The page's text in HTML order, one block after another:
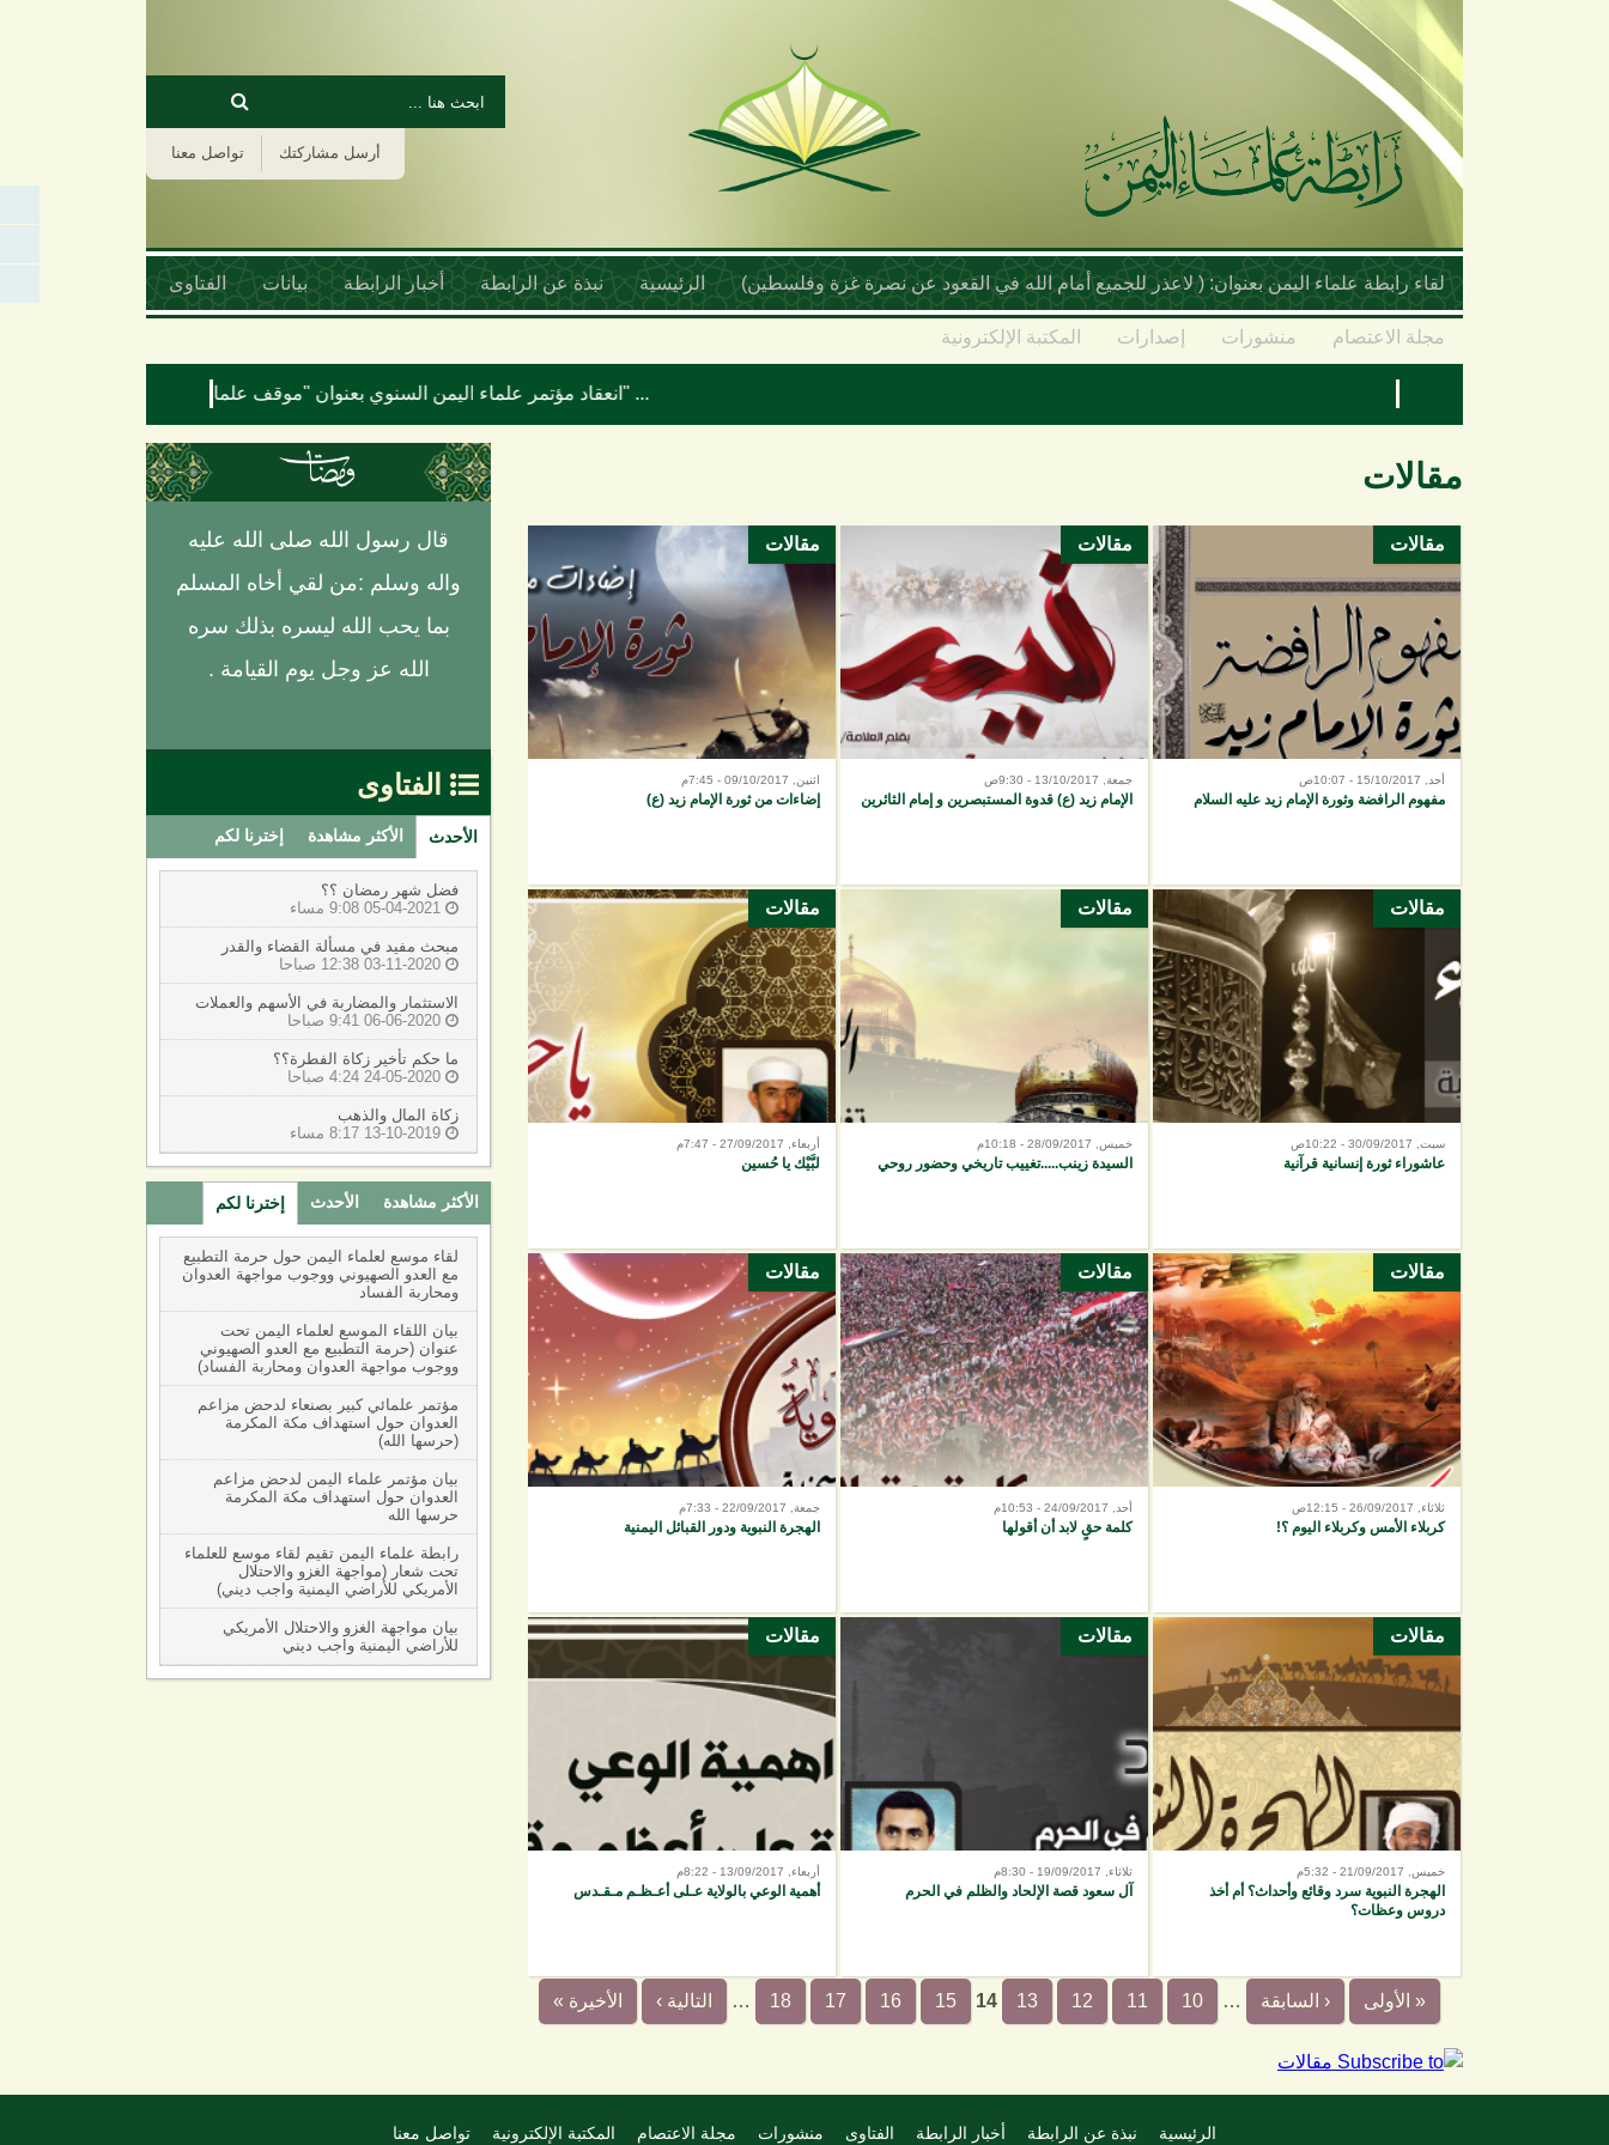
تجاوز إلى المحتوى الرئيسي
استمارة البحث
‏بحث ‏
تواصل معنا أرسل مشاركتك
لقاء رابطة علماء اليمن بعنوان: ( لاعذر للجميع أمام الله في القعود عن نصرة غزة وفلسطين) الرئيسية نبذة عن الرابطة أخبار الرابطة بيانات الفتاوى
مجلة الاعتصام منشورات إصدارات المكتبة الإلكترونية
قال رسول الله صلى الله عليه
واله وسلم :من لقي أخاه المسلم
بما يحب الله ليسره بذلك سره
الله عز وجل يوم القيامة .
 الفتاوى
الأحدث الأكثر مشاهدة إخترنا لكم
فضل شهر رمضان ؟؟

مبحث مفيد في مسألة القضاء والقدر

الاستثمار والمضاربة في الأسهم والعملات

ما حكم تأخير زكاة الفطرة؟؟

زكاة المال والذهب

الأكثر مشاهدة الأحدث إخترنا لكم
‏لقاء موسع لعلماء اليمن حول حرمة التطبيع
مع العدو الصهيوني ووجوب مواجهة العدوان
ومحاربة الفساد
بيان اللقاء الموسع لعلماء اليمن تحت
عنوان (حرمة التطبيع مع العدو الصهيوني
ووجوب مواجهة العدوان ومحاربة الفساد)
مؤتمر علمائي كبير بصنعاء لدحض مزاعم
العدوان حول استهداف مكة المكرمة
(حرسها الله)
بيان مؤتمر علماء اليمن لدحض مزاعم
العدوان حول استهداف مكة المكرمة
حرسها الله
رابطة علماء اليمن تقيم لقاء موسع للعلماء
تحت شعار (مواجهة الغزو والاحتلال
الأمريكي للأراضي اليمنية واجب ديني)
بيان مواجهة الغزو والاحتلال الأمريكي
للأراضي اليمنية واجب ديني
مقالات
مقالات
أحد, 15/10/2017 - 10:07ص
مفهوم الرافضة وثورة الإمام زيد عليه السلام
مقالات
جمعة, 13/10/2017 - 9:30ص
الإمام زيد (ع) قدوة المستبصرين و إمام الثائرين
مقالات
اثنين, 09/10/2017 - 7:45م
إضاءات من ثورة الإمام زيد (ع)
مقالات
سبت, 30/09/2017 - 10:22ص
عاشوراء ثورة إنسانية قرآنية
مقالات
خميس, 28/09/2017 - 10:18م
السيدة زينب.....تغييب تاريخي وحضور روحي
مقالات
أربعاء, 27/09/2017 - 7:47م
لبَّيْك يا حُسين
مقالات
ثلاثاء, 26/09/2017 - 12:15ص
كربلاء الأمس وكربلاء اليوم ؟!
مقالات
أحد, 24/09/2017 - 10:53م
كلمة حقٍ لابد أن أقولها
مقالات
جمعة, 22/09/2017 - 7:33م
الهجرة النبوية ودور القبائل اليمنية
مقالات
خميس, 21/09/2017 - 5:32م
الهجرة النبوية سرد وقائع وأحداث؟ أم أخذ
دروس وعظات؟
مقالات
ثلاثاء, 19/09/2017 - 8:30م
آل سعود قصة الإلحاد والظلم في الحرم
مقالات
أربعاء, 13/09/2017 - 8:22م
أهمية الوعي بالولاية عـلى أعـظـم مـقـدس
الصفحات
« الأولى ‹ السابقة …
10
11
12
13
14
15
16
17
18
… التالية › الأخيرة »
الرئيسية نبذة عن الرابطة أخبار الرابطة الفتاوى منشورات مجلة الاعتصام المكتبة الإلكترونية تواصل معنا